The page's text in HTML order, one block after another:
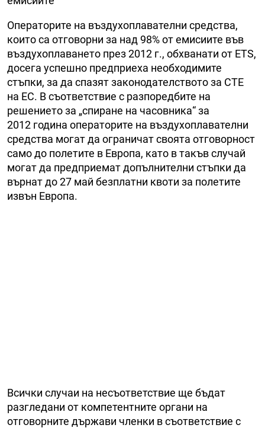
Операторите на въздухоплавателни средства,
които са отговорни за над98% от емисиите във
въздухоплаването през 2012 г., обхванати от ETS,
досега успешно предприеха необходимите
стъпки, за да спазят законодателството за СТЕ
на ЕС. В съответствие с разпоредбите на
решението за „спиране на часовника“за
2012 година операторите на въздухоплавателни
средства могат да ограничат своята отговорност
само до полетите в Европа, като в такъв случай
могат да предприемат допълнителни стъпки да
върнат до 27 май безплатни квоти за полетите
извън Европа.
Всички случаи на несъответствие ще бъдат
разгледани от компетентните органи на
отговорните държави членки в съответствие с